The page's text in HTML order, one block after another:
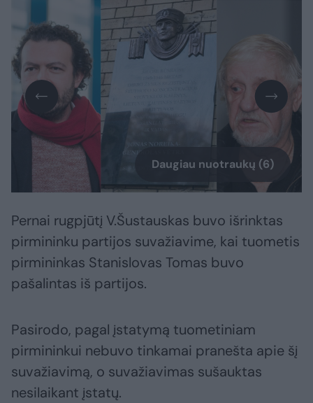
Daugiau nuotraukų (6)
Pernai rugpjūtį V.Šustauskas buvo išrinktas
pirmininku partijos suvažiavime, kai tuometis
pirmininkas Stanislovas Tomas buvo
pašalintas iš partijos.
Pasirodo, pagal įstatymą tuometiniam
pirmininkui nebuvo tinkamai pranešta apie šį
suvažiavimą, o suvažiavimas sušauktas
nesilaikant įstatų.